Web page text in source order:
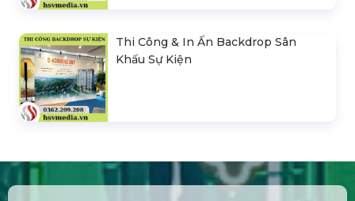
Thi Công & In Ấn Backdrop Sân
Khấu Sự Kiện